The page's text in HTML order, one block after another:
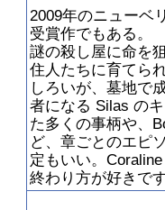
2009年のニューベ
受賞作でもある。
謎の殺し屋に命を
住人たちに育てら
しろいが、墓地で
者になる Silas の
た多くの事柄や、
ど、章ごとのエピ
定もいい。
終わり方が好きで